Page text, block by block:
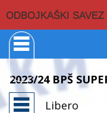
ODBOJKAŠKI
2023/24 BPŠ
Libero